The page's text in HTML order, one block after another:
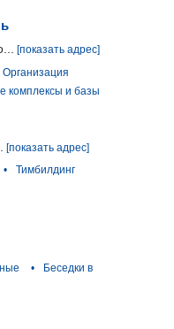
[показать адрес]
Организация
комплексы и базы
[показать адрес]
•
Тимбилдинг
•
Беседки в